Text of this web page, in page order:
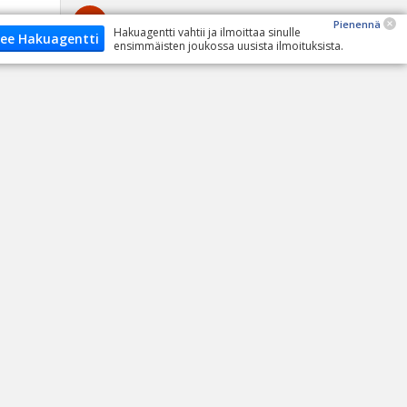
Omat ajoneuvot
Hakuagentti
Hakuagentti vahtii ja ilmoittaa sinulle
ensimmäisten joukossa uusista ilmoituksista.
Pienennä